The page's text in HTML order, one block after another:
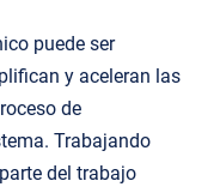
puede ser
y aceleran las
de
Trabajando
del trabajo